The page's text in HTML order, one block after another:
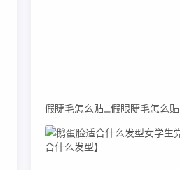
假睫毛怎么贴_假眼睫毛怎么贴